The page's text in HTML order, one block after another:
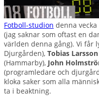
Fotboll-studion denna
(jag saknar som oftast en
världen denna gång). Vi får
Djurgården), Tobias Larsson
(Hammarby), John
(programledare och
kloka saker som alla
ta i beaktning.